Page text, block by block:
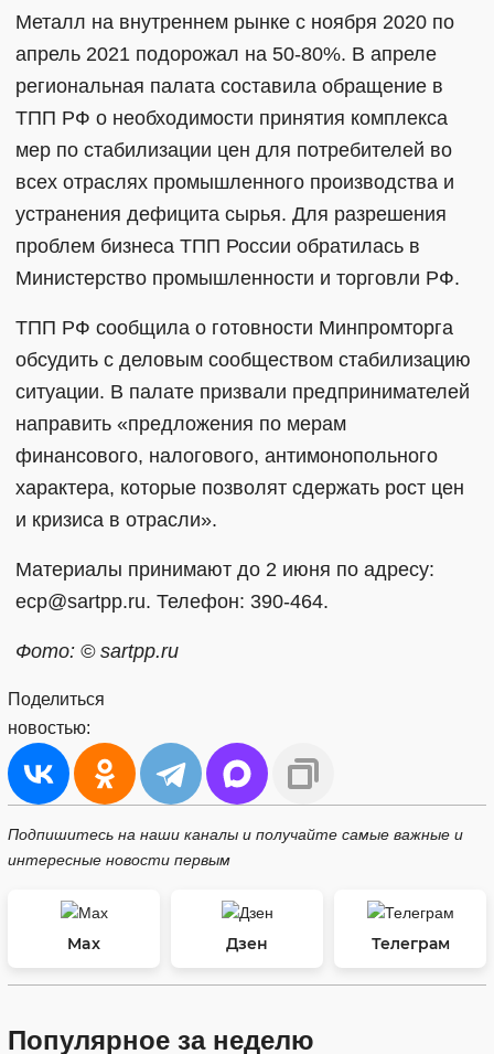
Металл на внутреннем рынке с ноября 2020 по
апрель 2021 подорожал на 50-80%. В апреле
региональная палата составила обращение в
ТПП РФ о необходимости принятия комплекса
мер по стабилизации цен для потребителей во
всех отраслях промышленного производства и
устранения дефицита сырья. Для разрешения
проблем бизнеса ТПП России обратилась в
Министерство промышленности и торговли РФ.
ТПП РФ сообщила о готовности Минпромторга
обсудить с деловым сообществом стабилизацию
ситуации. В палате призвали предпринимателей
направить «предложения по мерам
финансового, налогового, антимонопольного
характера, которые позволят сдержать рост цен
и кризиса в отрасли».
Материалы принимают до 2 июня по адресу:
ecp@sartpp.ru. Телефон: 390-464.
Фото: © sartpp.ru
Поделиться
новостью:
Подпишитесь на наши каналы и получайте самые важные и
интересные новости первым
Max Дзен Телеграм
Популярное за неделю